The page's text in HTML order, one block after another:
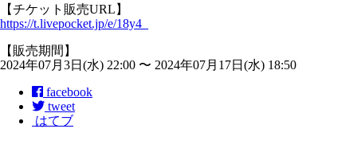
【チケット販売URL】
https://t.livepocket.jp/e/18y4_
【販売期間】
2024年07月3日(水) 22:00 〜 2024年07月17日(水) 18:50
facebook
tweet
はてブ